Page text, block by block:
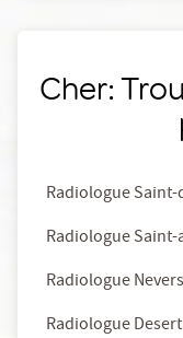
Cher:
Radiologue
Radiologue
Radiologue Nevers
Radiologue